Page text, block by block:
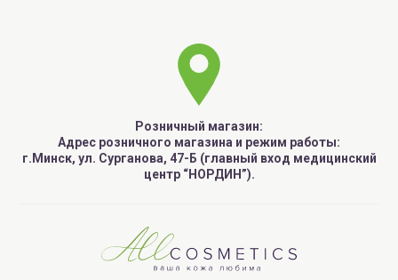
Розничный магазин:
Адрес розничного магазина и режим работы:
г.Минск, ул. Сурганова, 47-Б (главный вход медицинский
центр “НОРДИН”).